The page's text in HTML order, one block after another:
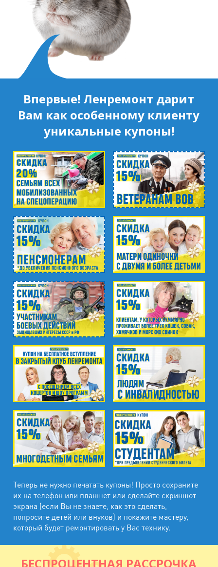
Впервые! Ленремонт дарит
Вам как особенному клиенту
уникальные купоны!
Теперь не нужно печатать купоны! Просто сохраните
их на телефон или планшет или сделайте скриншот
экрана (если Вы не знаете, как это сделать,
попросите детей или внуков) и покажите мастеру,
который будет ремонтировать у Вас технику.
БЕСПРОЦЕНТНАЯ РАССРОЧКА